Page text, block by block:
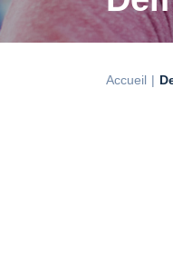
Accueil